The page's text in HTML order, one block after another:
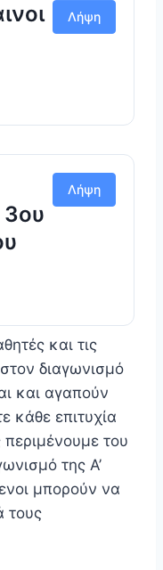
Λήψη
Λήψη
και τις
διαγωνισμό
και αγαπούν
κάθε επιτυχία
περιμένουμε του
της Α’
μπορούν να
τους